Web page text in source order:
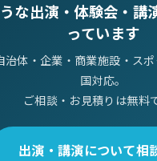
な出演・体験会・講
っています
治体・企業・商業施設・ス
国対応。
ご相談・お見積りは無料
出演・講演について相